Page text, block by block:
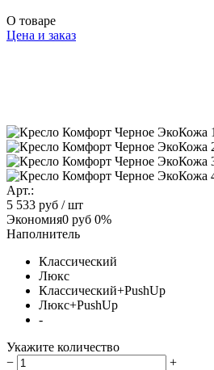
О товаре
Цена и заказ
Арт.:
5 533 руб / шт
Экономия0 руб 0%
Наполнитель
Классический
Люкс
Классический+PushUp
Люкс+PushUp
-
Укажите количество
−
+